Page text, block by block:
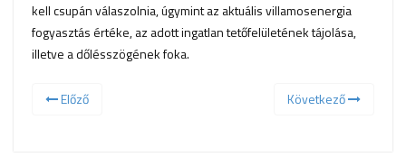
kell csupán válaszolnia, úgymint az aktuális villamosenergia
fogyasztás értéke, az adott ingatlan tetőfelületének tájolása,
illetve a dőlésszögének foka.
Előző Következő